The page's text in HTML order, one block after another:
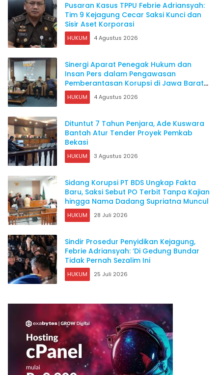
Pusaran Kasus TPPU Febrie Adriansyah:
Tim 9 Kejagung Cecar Saksi Kunci dan
Sisir Aset Korporasi
HUKUM 4 Agustus 2026
Sinergi Aparat Penegak Hukum dan
Insan Pers dalam Pengawasan
Pemberantasan Korupsi di Jawa Barat
Harus Terjalin Harmonis
HUKUM 4 Agustus 2026
Dituntut 7 Tahun Penjara, Ade Kuswara
Bantah Atur Tender Proyek Pemkab
Bekasi
HUKUM 3 Agustus 2026
Sidang Korupsi PT BDS Ungkap Fakta
Baru, Saksi Sebut PO Terbit Tanpa Kajian
hingga Nama Dadang Supriatna Muncul
HUKUM 28 Juli 2026
Sindir Prosedur Penyidikan Kejagung,
Febrie Adriansyah: ‘Di Gedung Bundar
Tidak Pernah Sezalim Ini
HUKUM 25 Juli 2026